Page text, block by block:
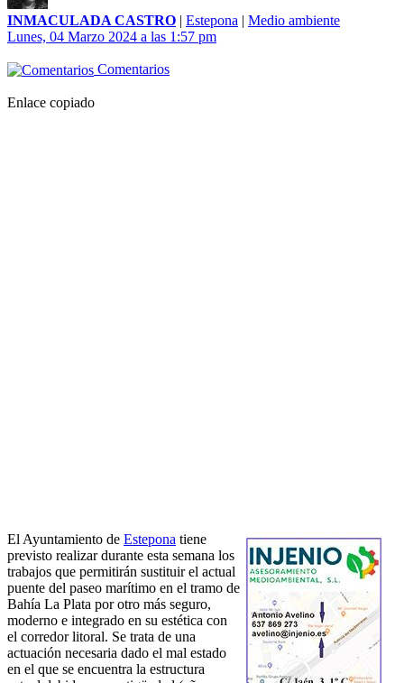
INMACULADA CASTRO | Estepona | Medio ambiente
Lunes, 04 Marzo 2024 a las 1:57 pm
Comentarios
Enlace copiado
El Ayuntamiento de Estepona tiene
previsto realizar durante esta semana los
trabajos que permitirán sustituir el actual
puente del paseo marítimo en el tramo de
Bahía La Plata por otro más seguro,
moderno e integrado en su estética con
el corredor litoral. Se trata de una
actuación necesaria dado el mal estado
en el que se encuentra la estructura